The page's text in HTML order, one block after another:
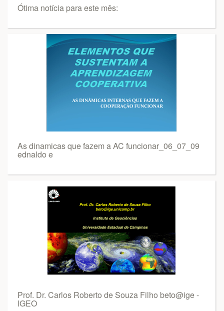
Ótima notícia para este mês:
As dinamicas que fazem a AC funcionar_06_07_09
ednaldo e
Prof. Dr. Carlos Roberto de Souza Filho beto@ige -
IGEO